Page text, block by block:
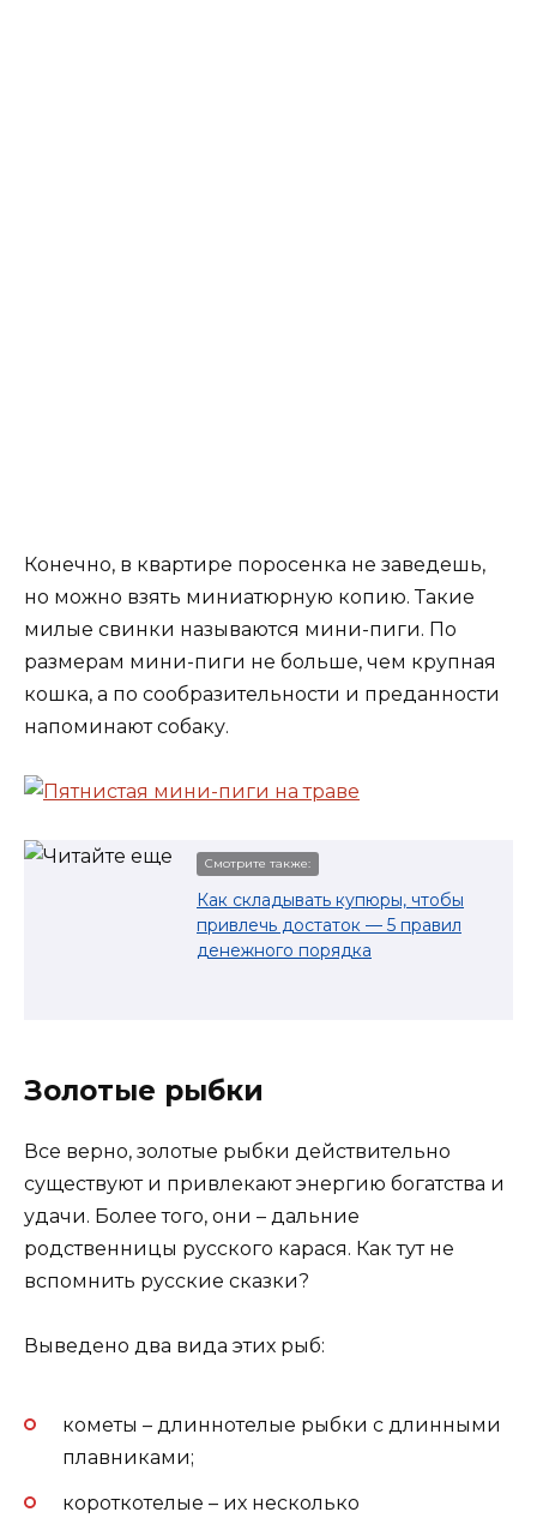
Конечно, в квартире поросенка не заведешь,
но можно взять миниатюрную копию. Такие
милые свинки называются мини-пиги. По
размерам мини-пиги не больше, чем крупная
кошка, а по сообразительности и преданности
напоминают собаку.
Смотрите также:
Как складывать купюры, чтобы
привлечь достаток — 5 правил
денежного порядка
Золотые рыбки
Все верно, золотые рыбки действительно
существуют и привлекают энергию богатства и
удачи. Более того, они – дальние
родственницы русского карася. Как тут не
вспомнить русские сказки?
Выведено два вида этих рыб:
кометы – длиннотелые рыбки с длинными
плавниками;
короткотелые – их несколько